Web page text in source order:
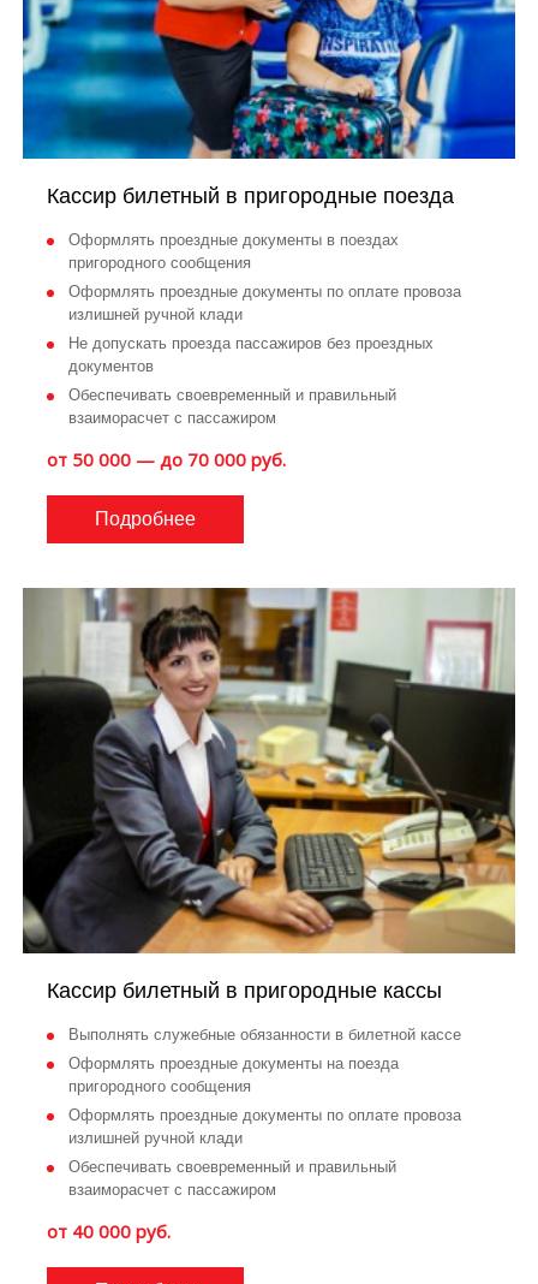
Кассир билетный в пригородные поезда
Оформлять проездные документы в поездах
пригородного сообщения
Оформлять проездные документы по оплате провоза
излишней ручной клади
Не допускать проезда пассажиров без проездных
документов
Обеспечивать своевременный и правильный
взаиморасчет с пассажиром
от 50 000 — до 70 000 руб.
Подробнее
Кассир билетный в пригородные кассы
Выполнять служебные обязанности в билетной кассе
Оформлять проездные документы на поезда
пригородного сообщения
Оформлять проездные документы по оплате провоза
излишней ручной клади
Обеспечивать своевременный и правильный
взаиморасчет с пассажиром
от 40 000 руб.